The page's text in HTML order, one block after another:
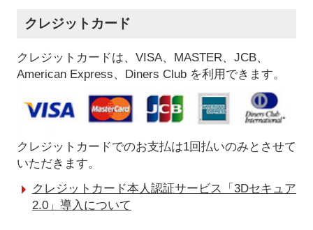
クレジットカード
クレジットカードは、VISA、MASTER、JCB、
American Express、Diners Club を利用できます。
クレジットカードでのお支払は1回払いのみとさせて
いただきます。
クレジットカード本人認証サービス「3Dセキュア
2.0」導入について